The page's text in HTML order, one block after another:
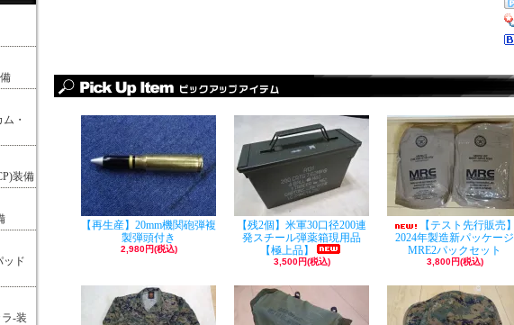
・
装備
ッド
-装
【再生産】20mm機関砲弾複
製弾頭付き
2,980円(税込)
【残2個】米軍30口径200連
発スチール弾薬箱現用品
【極上品】
3,500円(税込)
【テスト先行販売】
2024年製造新パッケージ
MRE2パックセット
3,800円(税込)